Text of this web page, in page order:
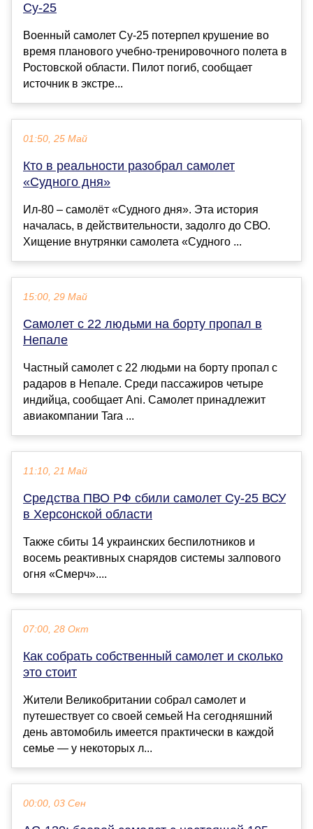
Су-25
Военный самолет Су-25 потерпел крушение во
время планового учебно-тренировочного полета в
Ростовской области. Пилот погиб, сообщает
источник в экстре...
01:50, 25 Май
Кто в реальности разобрал самолет
«Судного дня»
Ил-80 – самолёт «Судного дня». Эта история
началась, в действительности, задолго до СВО.
Хищение внутрянки самолета «Судного ...
15:00, 29 Май
Самолет с 22 людьми на борту пропал в
Непале
Частный самолет с 22 людьми на борту пропал с
радаров в Непале. Среди пассажиров четыре
индийца, сообщает Ani. Самолет принадлежит
авиакомпании Tara ...
11:10, 21 Май
Средства ПВО РФ сбили самолет Су-25 ВСУ
в Херсонской области
Также сбиты 14 украинских беспилотников и
восемь реактивных снарядов системы залпового
огня «Смерч»....
07:00, 28 Окт
Как собрать собственный самолет и сколько
это стоит
Жители Великобритании собрал самолет и
путешествует со своей семьей На сегодняшний
день автомобиль имеется практически в каждой
семье — у некоторых л...
00:00, 03 Сен